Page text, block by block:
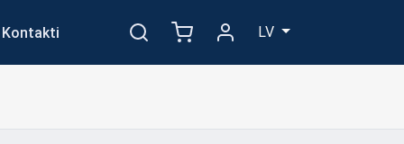
Kontakti LV